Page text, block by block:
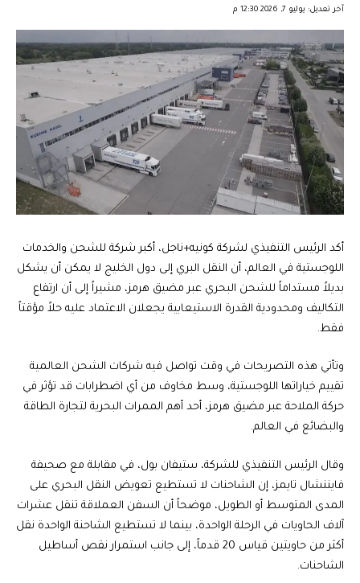
آخر تعديل: يوليو 7, 2026 12:30 م
أكد الرئيس التنفيذي لشركة كونيه+ناجل، أكبر شركة للشحن والخدمات
اللوجستية في العالم، أن النقل البري إلى دول الخليج لا يمكن أن يشكل
بديلاً مستداماً للشحن البحري عبر مضيق هرمز، مشيراً إلى أن ارتفاع
التكاليف ومحدودية القدرة الاستيعابية يجعلان الاعتماد عليه حلاً مؤقتاً
فقط.
وتأتي هذه التصريحات في وقت تواصل فيه شركات الشحن العالمية
تقييم خياراتها اللوجستية، وسط مخاوف من أي اضطرابات قد تؤثر في
حركة الملاحة عبر مضيق هرمز، أحد أهم الممرات البحرية لتجارة الطاقة
والبضائع في العالم.
وقال الرئيس التنفيذي للشركة، ستيفان بول، في مقابلة مع صحيفة
فايننشال تايمز، إن الشاحنات لا تستطيع تعويض النقل البحري على
المدى المتوسط أو الطويل، موضحاً أن السفن العملاقة تنقل عشرات
آلاف الحاويات في الرحلة الواحدة، بينما لا تستطيع الشاحنة الواحدة نقل
أكثر من حاويتين قياس 20 قدماً، إلى جانب استمرار نقص أساطيل
الشاحنات.